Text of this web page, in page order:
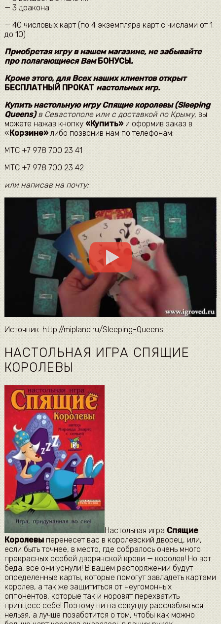
— 3 дракона
— 40 числовых карт (по 4 экземпляра карт с числами от 1
до 10)
Приобретая игру в нашем магазине, не забывайте
про полагающиеся Вам БОНУСЫ.
Кроме этого, для Всех наших клиентов открыт
БЕСПЛАТНЫЙ ПРОКАТ настольных игр.
Купить настольную игру Спящие королевы (Sleeping
Queens) в Севастополе или с доставкой по Крыму, вы
можете нажав кнопку «Купить»и оформив заказ в
«Корзине»либо позвонив нам по телефонам:
МТС +7 978 700 23 41
МТС +7 978 700 23 42
или написав на почту:
Источник: http://mipland.ru/Sleeping-Queens
НАСТОЛЬНАЯ ИГРА СПЯЩИЕ
КОРОЛЕВЫ
Настольная играСпящие
Королевыперенесет вас в королевский дворец, или,
если быть точнее, в место, где собралось очень много
прекрасных особей дворянской крови — королев! Но вот
беда, все они уснули! В вашем распоряжении будут
определенные карты, которые помогут завладеть картами
королев, а так же защититься от неугомонных
оппонентов, которые так и норовят перехватить
принцесс себе! Поэтому ни на секунду расслабляться
нельзя, а лучше позаботится о том, чтобы как можно